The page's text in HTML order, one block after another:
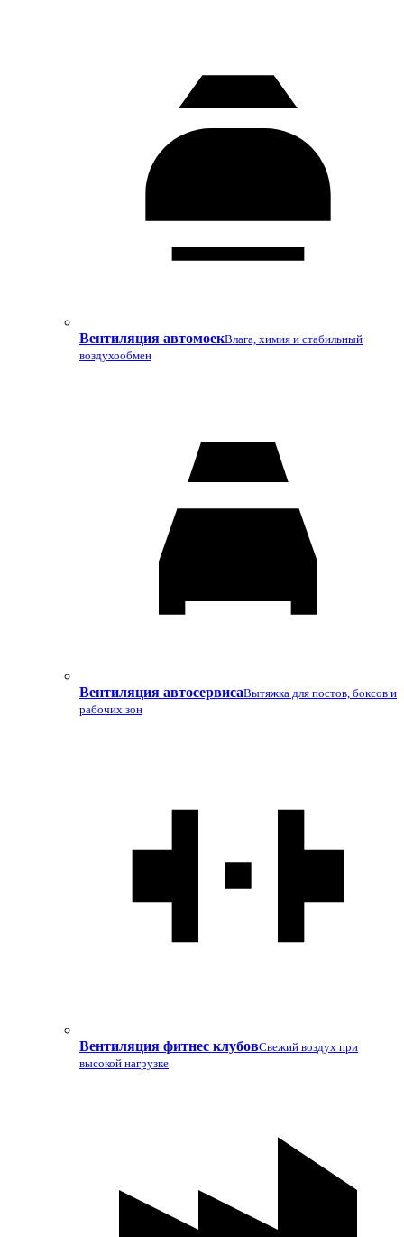
Вентиляция автомоекВлага, химия и стабильный
воздухообмен
Вентиляция автосервисаВытяжка для постов, боксов и
рабочих зон
Вентиляция фитнес клубовСвежий воздух при
высокой нагрузке